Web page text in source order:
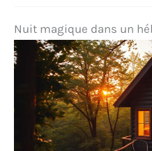
Nuit magique dans un